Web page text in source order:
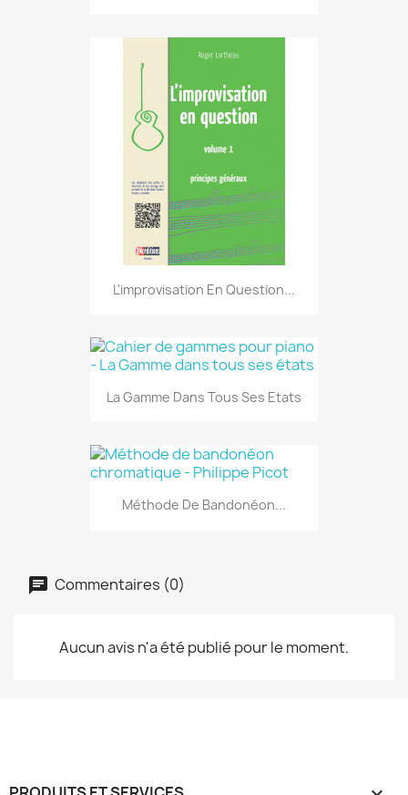
L'improvisation En Question...
La Gamme Dans Tous Ses Etats
Méthode De Bandonéon...
Commentaires (0)
Aucun avis n'a été publié pour le moment.